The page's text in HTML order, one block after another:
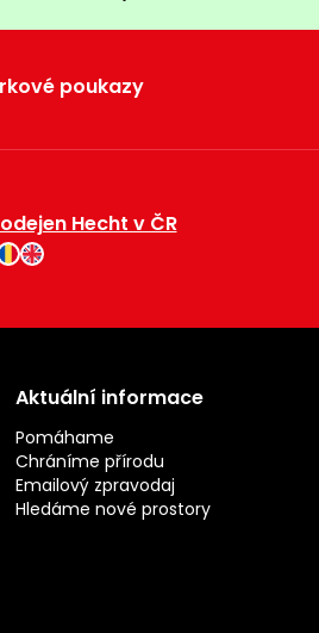
poukazy
Hecht v ČR
Aktuální informace
Pomáhame
Chráníme přírodu
Emailový zpravodaj
Hledáme nové prostory